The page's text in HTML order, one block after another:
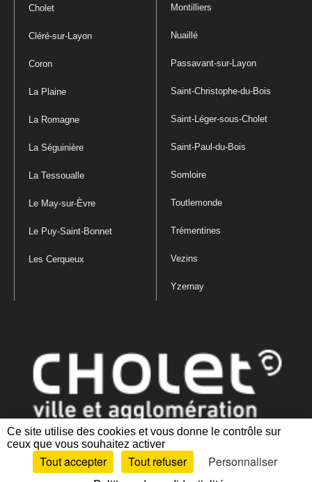
Ce site utilise des cookies et vous donne le contrôle sur
ceux que vous souhaitez activer
Tout accepter Tout refuser
Personnaliser
Cholet
Cléré-sur-Layon
Coron
La Plaine
La Romagne
La Séguinière
La Tessoualle
Le May-sur-Èvre
Le Puy-Saint-Bonnet
Les Cerqueux
Montilliers
Nuaillé
Passavant-sur-Layon
Saint-Christophe-du-Bois
Saint-Léger-sous-Cholet
Saint-Paul-du-Bois
Somloire
Toutlemonde
Trémentines
Vezins
Yzernay
Mentions légales|Politique de confidentialité
des cookies |Plan du site Accessibilité : partiellement conforme